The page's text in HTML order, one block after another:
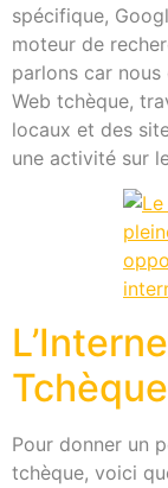
spécifique,
moteur de
parlons car
Web tchèque,
locaux et des
une activité sur
Tchèque
Pour donner un
tchèque, voici